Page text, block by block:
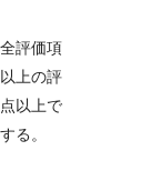
評価項
上の評
以上で
る。